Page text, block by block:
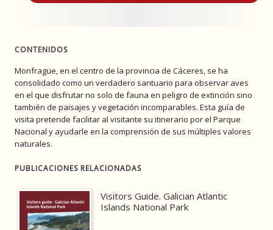
CONTENIDOS
Monfragüe, en el centro de la provincia de Cáceres, se ha
consolidado como un verdadero santuario para observar aves
en el que disfrutar no solo de fauna en peligro de extinción sino
también de paisajes y vegetación incomparables. Esta guía de
visita pretende facilitar al visitante su itinerario por el Parque
Nacional y ayudarle en la comprensión de sus múltiples valores
naturales.
PUBLICACIONES RELACIONADAS
Visitors Guide. Galician Atlantic
Islands National Park